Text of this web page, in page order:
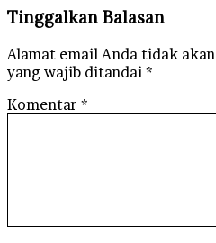
Tinggalkan Balasan
Alamat email Anda tidak
yang wajib ditandai *
Komentar *